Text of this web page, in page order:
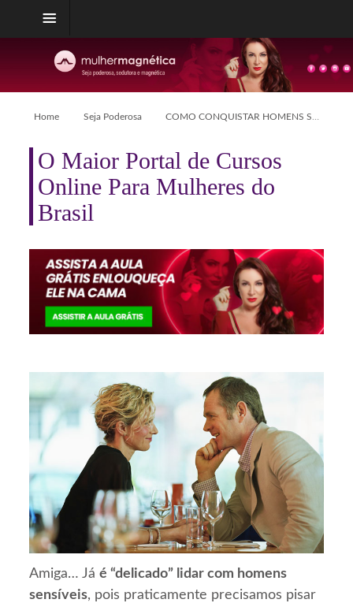
Home Seja Poderosa COMO CONQUISTAR HOMENS SENSÍVEIS?
O Maior Portal de Cursos
Online Para Mulheres do
Brasil
Amiga… Jáé “delicado” lidar com homens
sensíveis, pois praticamente precisamos pisar